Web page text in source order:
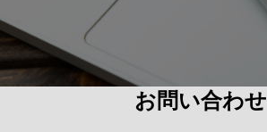
お問い合わせ